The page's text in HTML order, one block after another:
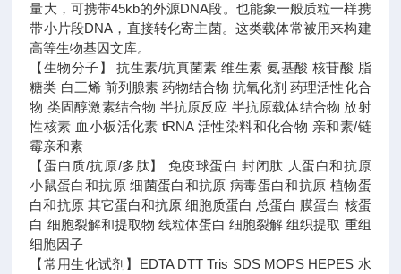
量大，可携带45kb的外源DNA段。也能象一般质粒一样携
带小片段DNA，直接转化寄主菌。这类载体常被用来构建
高等生物基因文库。
【生物分子】 抗生素/抗真菌素 维生素 氨基酸 核苷酸 脂
糖类 白三烯 前列腺素 药物结合物 抗氧化剂 药理活性化合
物 类固醇激素结合物 半抗原反应 半抗原载体结合物 放射
性核素 血小板活化素 tRNA 活性染料和化合物 亲和素/链
霉亲和素
【蛋白质/抗原/多肽】 免疫球蛋白 封闭肽 人蛋白和抗原
小鼠蛋白和抗原 细菌蛋白和抗原 病毒蛋白和抗原 植物蛋
白和抗原 其它蛋白和抗原 细胞质蛋白 总蛋白 膜蛋白 核蛋
白 细胞裂解和提取物 线粒体蛋白 细胞裂解 组织提取 重组
细胞因子
【常用生化试剂】EDTA DTT Tris SDS MOPS HEPES 水